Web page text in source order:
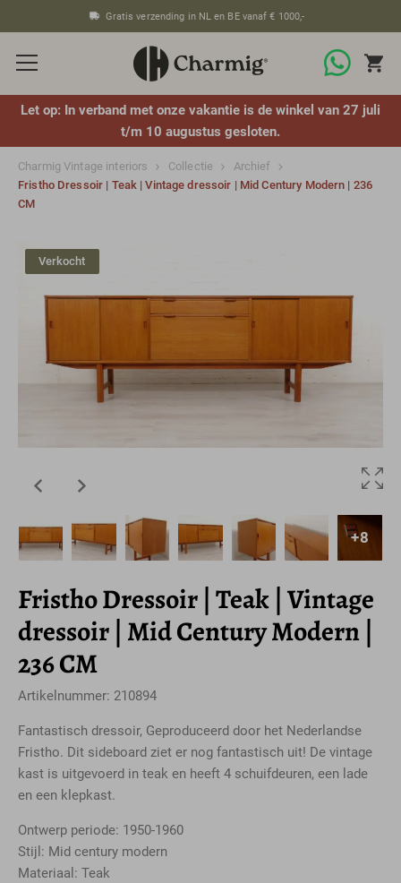
Gratis verzending in NL en BE vanaf € 1000,-
Let op: In verband met onze vakantie is de winkel van 27 juli
t/m 10 augustus gesloten.
Charmig Vintage interiors Collectie
Archief
Fristho Dressoir | Teak | Vintage dressoir | Mid Century Modern | 236
CM
Verkocht
+8
Fristho Dressoir | Teak | Vintage
dressoir | Mid Century Modern |
236 CM
Artikelnummer: 210894
Fantastisch dressoir, Geproduceerd door het Nederlandse
Fristho. Dit sideboard ziet er nog fantastisch uit! De vintage
kast is uitgevoerd in teak en heeft 4 schuifdeuren, een lade
en een klepkast.
Ontwerp periode: 1950-1960
Stijl: Mid century modern
Materiaal: Teak